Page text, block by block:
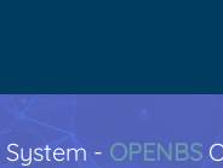
- OPENBS